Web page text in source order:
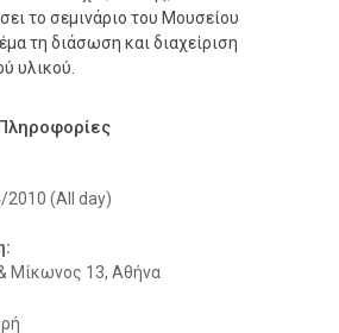
το σεμινάριο του Μουσείου
τη διάσωση και διαχείριση
υλικού.
2010 (All day)
Μίκωνος 13, Αθήνα